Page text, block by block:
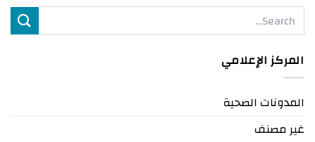
المركز الإعلامي
المدونات الصحية
غير مصنف